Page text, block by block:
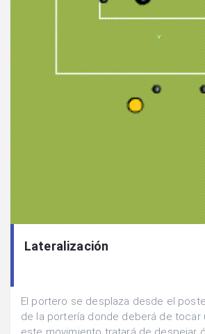
Lateralización
El portero se desplaza desde el
de la portería donde deberá de tocar